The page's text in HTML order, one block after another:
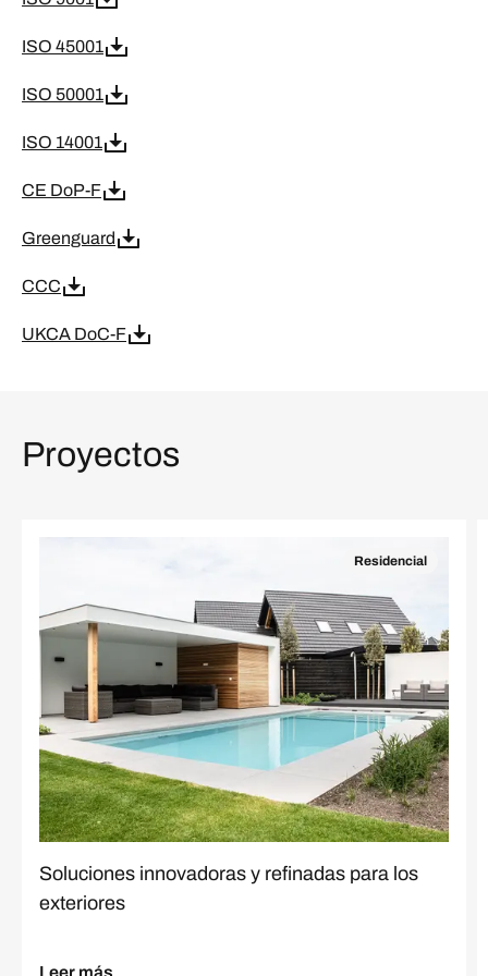
ISO 45001
ISO 50001
ISO 14001
CE DoP-F
Greenguard
CCC
UKCA DoC-F
Proyectos
Residencial
Soluciones innovadoras y refinadas para los
exteriores
Leer más